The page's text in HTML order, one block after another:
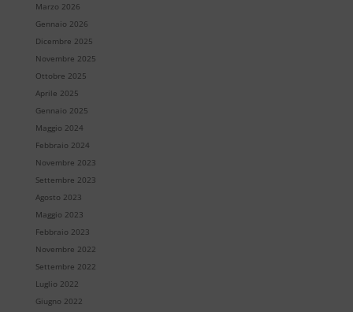
Marzo 2026
Gennaio 2026
Dicembre 2025
Novembre 2025
Ottobre 2025
Aprile 2025
Gennaio 2025
Maggio 2024
Febbraio 2024
Novembre 2023
Settembre 2023
Agosto 2023
Maggio 2023
Febbraio 2023
Novembre 2022
Settembre 2022
Luglio 2022
Giugno 2022